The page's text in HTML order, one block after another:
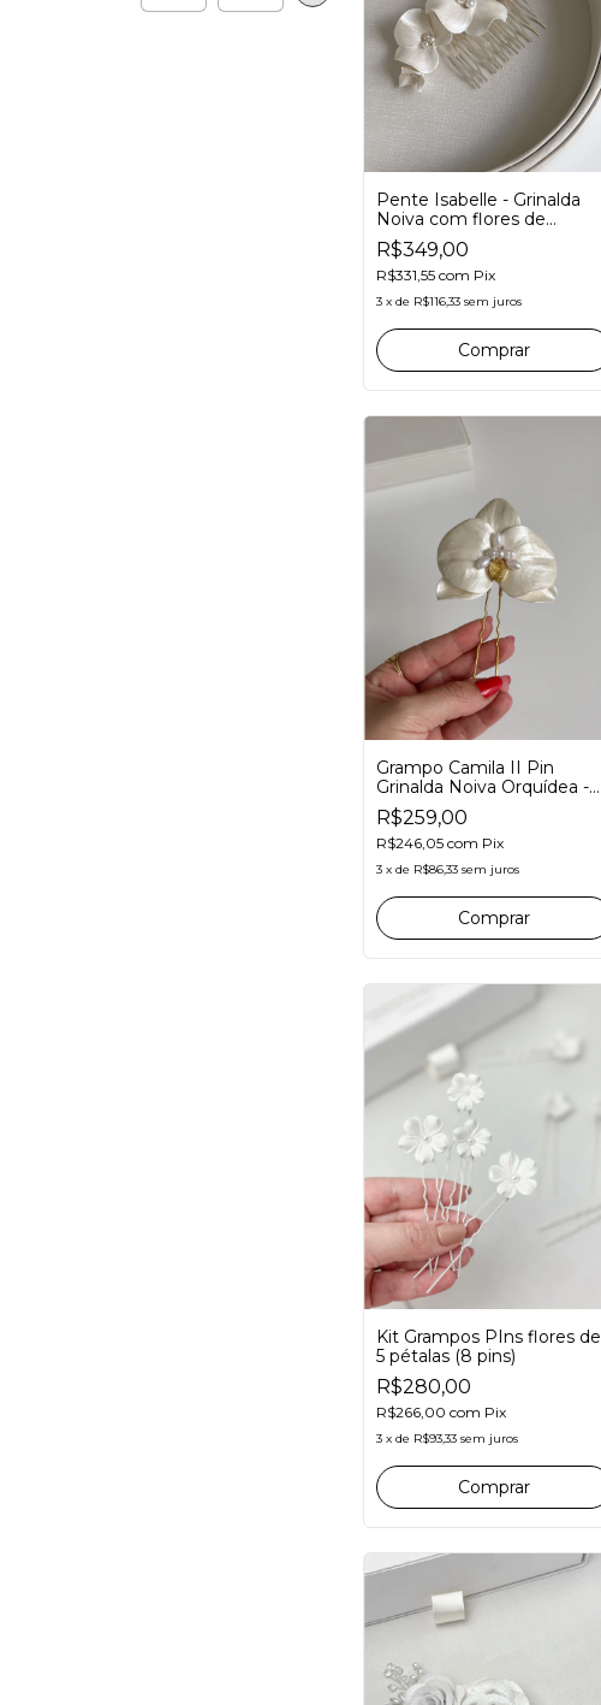
Pente Isabelle - Grinalda
Noiva com flores de
porcelana e pérolas
R$349,00
R$331,55 com Pix
3 x de R$116,33 sem juros
Grampo Camila II Pin
Grinalda Noiva Orquídea -
Miolo Dourado
R$259,00
R$246,05 com Pix
3 x de R$86,33 sem juros
Kit Grampos PIns flores de
5 pétalas (8 pins)
R$280,00
R$266,00 com Pix
3 x de R$93,33 sem juros